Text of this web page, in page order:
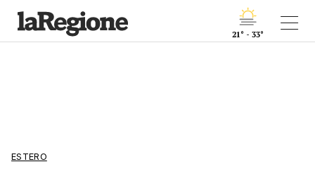
21° - 33°
ESTERO